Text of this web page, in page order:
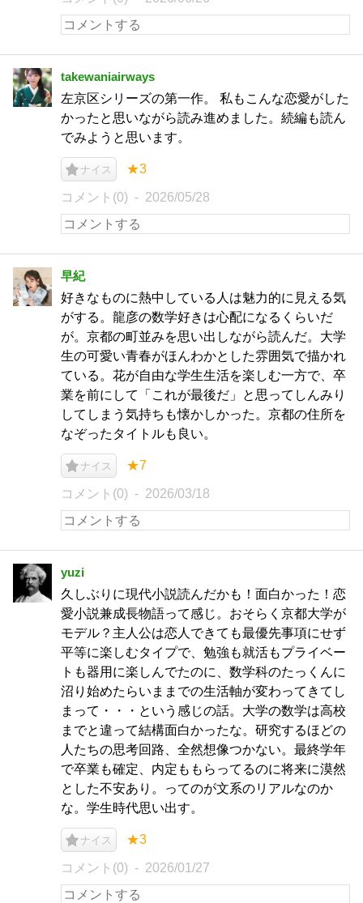
takewaniairways
左京区シリーズの第一作。 私もこんな恋愛がした
かったと思いながら読み進めました。続編も読ん
でみようと思います。
ナイス ★3
コメント(0) 2026/05/28
早紀
好きなものに熱中している人は魅力的に見える気
がする。龍彦の数学好きは心配になるくらいだ
が。京都の町並みを思い出しながら読んだ。大学
生の可愛い青春がほんわかとした雰囲気で描かれ
ている。花が自由な学生生活を楽しむ一方で、卒
業を前にして「これが最後だ」と思ってしんみり
してしまう気持ちも懐かしかった。京都の住所を
なぞったタイトルも良い。
ナイス ★7
コメント(0) 2026/03/18
yuzi
久しぶりに現代小説読んだかも！面白かった！恋
愛小説兼成長物語って感じ。おそらく京都大学が
モデル？主人公は恋人できても最優先事項にせず
平等に楽しむタイプで、勉強も就活もプライベー
トも器用に楽しんでたのに、数学科のたっくんに
沼り始めたらいままでの生活軸が変わってきてし
まって・・・という感じの話。大学の数学は高校
までと違って結構面白かったな。研究するほどの
人たちの思考回路、全然想像つかない。最終学年
で卒業も確定、内定ももらってるのに将来に漠然
とした不安あり。ってのが文系のリアルなのか
な。学生時代思い出す。
ナイス ★3
コメント(0) 2026/01/27